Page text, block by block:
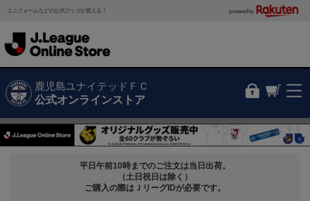
ユニフォームなどの公式グッズが買える！ powered by
鹿児島ユナイテッドＦＣ
公式オンラインストア
平日午前10時までのご注文は当日出荷。
（土日祝日は除く）
ご購入の際はＪリーグIDが必要です。